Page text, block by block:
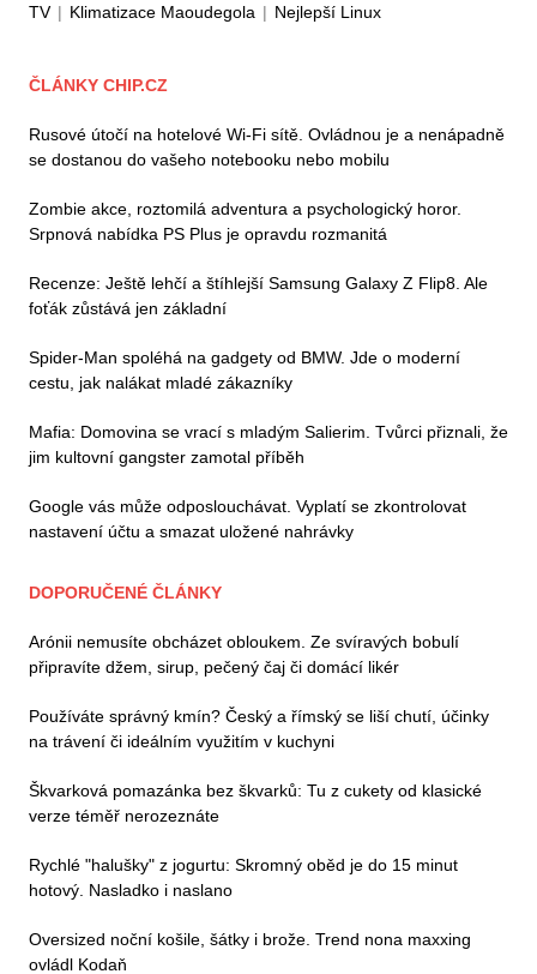
TV | Klimatizace Maoudegola | Nejlepší Linux
ČLÁNKY CHIP.CZ
Rusové útočí na hotelové Wi-Fi sítě. Ovládnou je a nenápadně
se dostanou do vašeho notebooku nebo mobilu
Zombie akce, roztomilá adventura a psychologický horor.
Srpnová nabídka PS Plus je opravdu rozmanitá
Recenze: Ještě lehčí a štíhlejší Samsung Galaxy Z Flip8. Ale
foťák zůstává jen základní
Spider-Man spoléhá na gadgety od BMW. Jde o moderní
cestu, jak nalákat mladé zákazníky
Mafia: Domovina se vrací s mladým Salierim. Tvůrci přiznali, že
jim kultovní gangster zamotal příběh
Google vás může odposlouchávat. Vyplatí se zkontrolovat
nastavení účtu a smazat uložené nahrávky
DOPORUČENÉ ČLÁNKY
Arónii nemusíte obcházet obloukem. Ze svíravých bobulí
připravíte džem, sirup, pečený čaj či domácí likér
Používáte správný kmín? Český a římský se liší chutí, účinky
na trávení či ideálním využitím v kuchyni
Škvarková pomazánka bez škvarků: Tu z cukety od klasické
verze téměř nerozeznáte
Rychlé "halušky" z jogurtu: Skromný oběd je do 15 minut
hotový. Nasladko i naslano
Oversized noční košile, šátky i brože. Trend nona maxxing
ovládl Kodaň